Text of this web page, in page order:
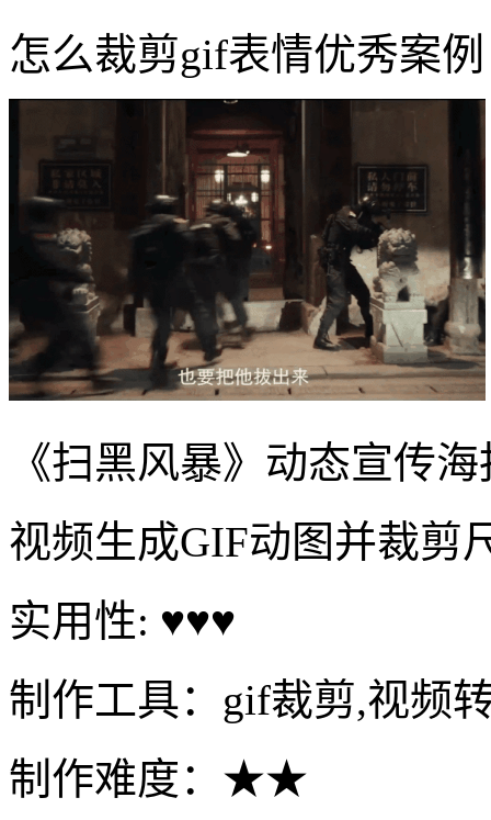
怎么裁剪gif表情优秀案例
《扫黑风暴》动态宣传海
视频生成GIF动图并裁剪
实用性: ♥♥♥
制作工具：gif裁剪,视频
制作难度：★★